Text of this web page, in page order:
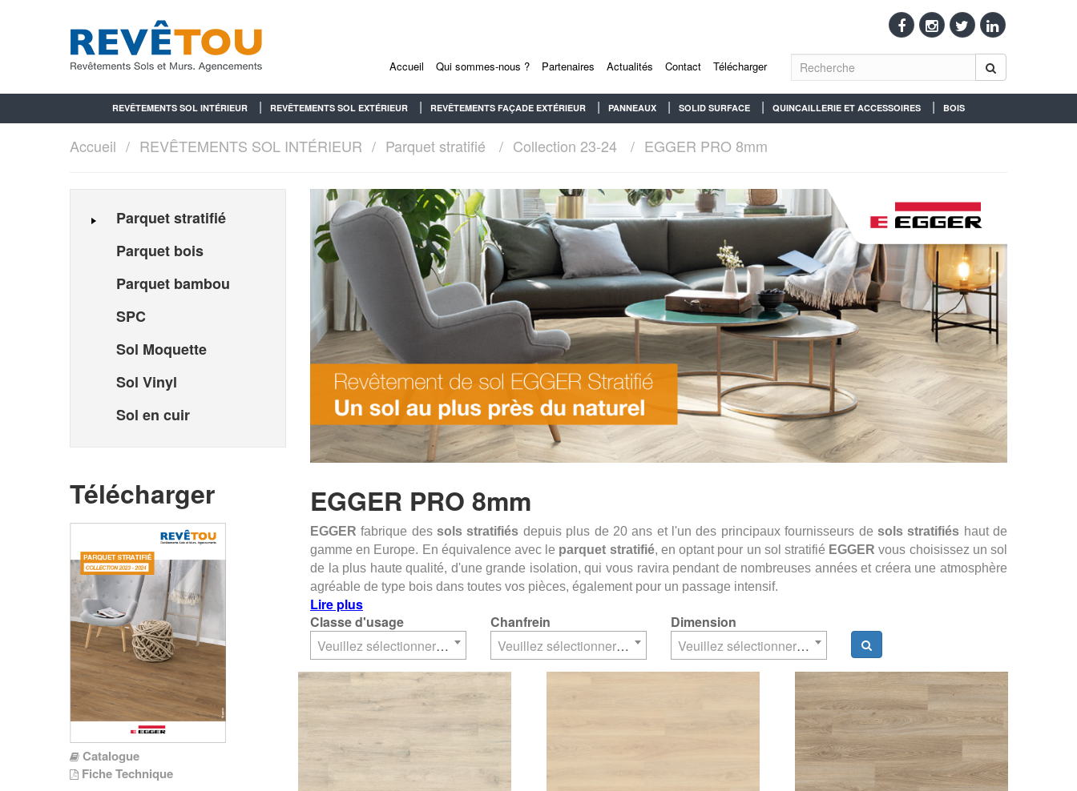
Accueil Qui sommes-nous ? Partenaires Actualités Contact Télécharger
REVÊTEMENTS SOL INTÉRIEUR REVÊTEMENTS SOL EXTÉRIEUR REVÊTEMENTS FAÇADE EXTÉRIEUR PANNEAUX SOLID SURFACE QUINCAILLERIE ET ACCESSOIRES BOIS
Accueil REVÊTEMENTS SOL INTÉRIEUR Parquet stratifié Collection 23-24 EGGER PRO 8mm
Parquet stratifié
Parquet bois
Parquet bambou
SPC
Sol Moquette
Sol Vinyl
Sol en cuir
Télécharger
Catalogue
Fiche Technique
EGGER PRO 8mm
EGGER fabrique dessols stratifiés depuis plus de 20 ans et l'un des principaux fournisseurs de sols stratifiés haut de
gamme en Europe. En équivalence avec le parquet stratifié, en optant pour un sol stratifié EGGER vous choisissez un sol
de la plus haute qualité, d'une grande isolation, qui vous ravira pendant de nombreuses années et créera une atmosphère
agréable de type bois dans toutes vos pièces, également pour un passage intensif.
Lire plus
Classe d'usage
Veuillez sélectionner un élément
Chanfrein
Veuillez sélectionner un élément
Dimension
Veuillez sélectionner un élément